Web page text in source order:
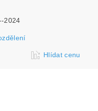
2024
Hlídat cenu